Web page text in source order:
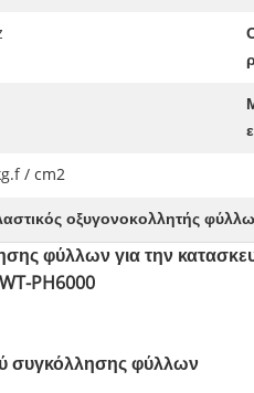
/ cm2
οξυγονοκολλητής
φύλλων για την
PH6000
συγκόλλησης φύλλων